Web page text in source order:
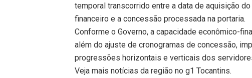
temporal transcorrido entre a data de aquisição
financeiro e a concessão processada na portaria.
Conforme o Governo, a capacidade econômico-
além do ajuste de cronogramas de concessão,
progressões horizontais e verticais dos
Veja mais notícias da região no g1 Tocantins.